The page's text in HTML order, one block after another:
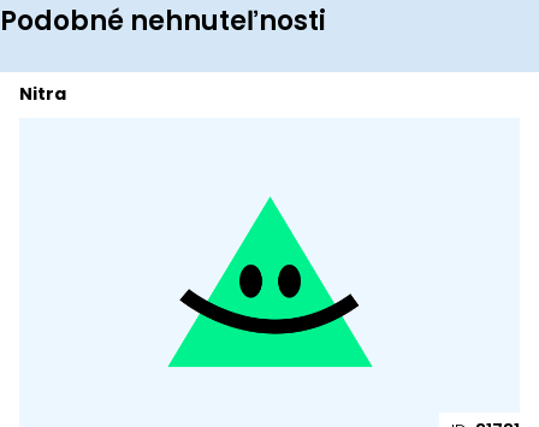
Podobné nehnuteľnosti
Nitra